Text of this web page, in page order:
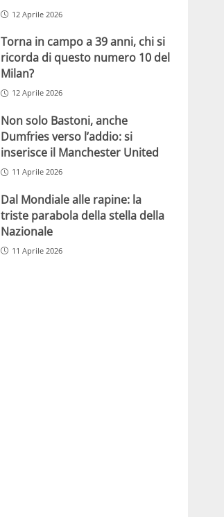
12 Aprile 2026
Torna in campo a 39 anni, chi si
ricorda di questo numero 10 del
Milan?
12 Aprile 2026
Non solo Bastoni, anche
Dumfries verso l’addio: si
inserisce il Manchester United
11 Aprile 2026
Dal Mondiale alle rapine: la
triste parabola della stella della
Nazionale
11 Aprile 2026